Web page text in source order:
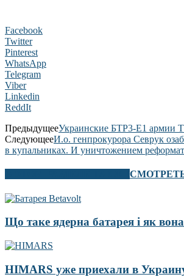
Facebook
Twitter
Pinterest
WhatsApp
Telegram
Viber
Linkedin
ReddIt
ПредыдущееУкраинские БТР3-Е1 армии
СледующееИ.о. генпрокурора Севрук
в купальниках. И уничтожением
Що таке ядерна батарея і як
HIMARS уже приехали в